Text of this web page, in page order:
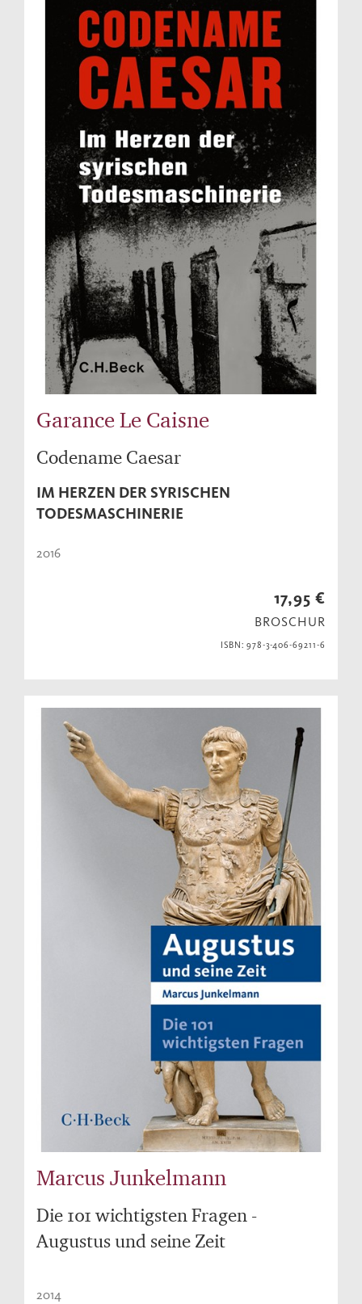
Garance Le Caisne
Codename Caesar
IM HERZEN DER SYRISCHEN
TODESMASCHINERIE
2016
17,95 €
BROSCHUR
ISBN: 978-3-406-69211-6
Marcus Junkelmann
Die 101 wichtigsten Fragen -
Augustus und seine Zeit
2014